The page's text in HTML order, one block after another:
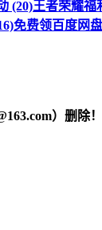
(20)王者荣耀福
免费领百度网
）删除